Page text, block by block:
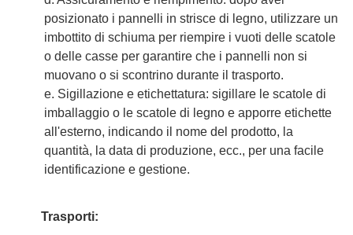
posizionato i pannelli in strisce di legno, utilizzare un
imbottito di schiuma per riempire i vuoti delle scatole
o delle casse per garantire che i pannelli non si
muovano o si scontrino durante il trasporto.
e. Sigillazione e etichettatura: sigillare le scatole di
imballaggio o le scatole di legno e apporre etichette
all'esterno, indicando il nome del prodotto, la
quantità, la data di produzione, ecc., per una facile
identificazione e gestione.
Trasporti: